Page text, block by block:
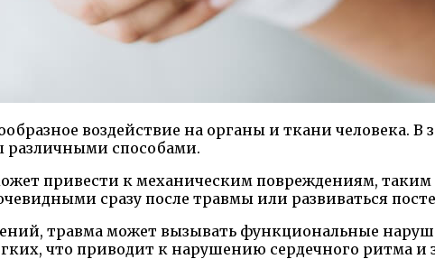
воздействие на органы и ткани человека.
различными способами.
привести к механическим повреждениям,
сразу после травмы или развиваться
травма может вызывать функциональные
что приводит к нарушению сердечного ритма